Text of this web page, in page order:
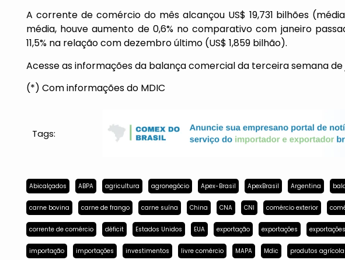
A corrente de comércio do mês alcançou US$ 19,731 bilhões
média, houve aumento de 0,6% no comparativo com janeiro
11,5% na relação com dezembro último (US$ 1,859 bilhão).
Acesse as informações da balança comercial da terceira semana de
(*) Com informações do MDIC
Tags:
Abicalçados ABPA agricultura agronegócio Apex-Brasil ApexBrasil Argentina
carne bovina carne de frango carne suína China CNA CNI comércio exterior
corrente de comércio déficit Estados Unidos EUA exportação exportações
importação importações investimentos livre comércio MAPA Mdic produtos